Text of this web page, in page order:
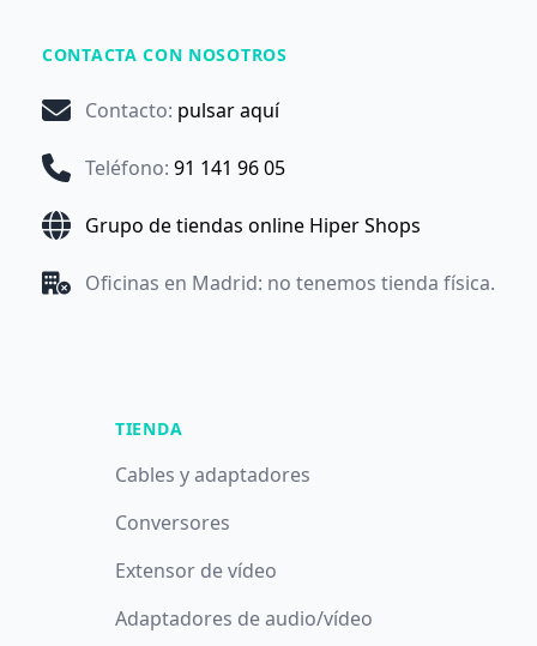
CONTACTA CON NOSOTROS
Contacto: pulsar aquí
Teléfono: 91 141 96 05
Grupo de tiendas online Hiper Shops
Oficinas en Madrid: no tenemos tienda física.
TIENDA
Cables y adaptadores
Conversores
Extensor de vídeo
Adaptadores de audio/vídeo